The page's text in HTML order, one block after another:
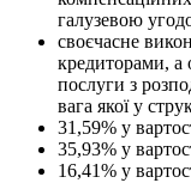
галузевою
своєчасне
кредиторами, а
послуги з
вага якої у
31,59% у
35,93% у
16,41% у